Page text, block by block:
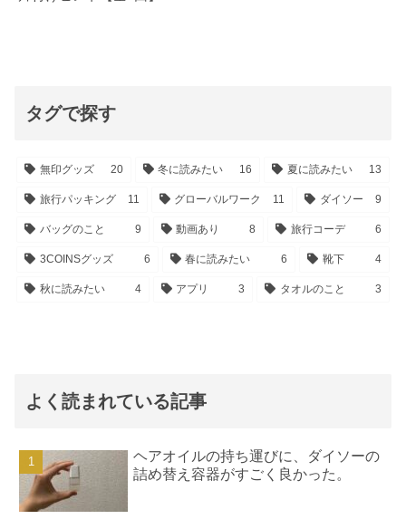
タグで探す
無印グッズ 20 冬に読みたい 16 夏に読みたい 13
旅行パッキング 11 グローバルワーク 11 ダイソー 9
バッグのこと 9 動画あり 8 旅行コーデ 6
3COINSグッズ 6 春に読みたい 6 靴下 4
秋に読みたい 4 アプリ 3 タオルのこと 3
よく読まれている記事
ヘアオイルの持ち運びに、ダイソーの
詰め替え容器がすごく良かった。